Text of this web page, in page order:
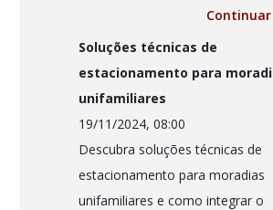
Soluções técnicas de
estacionamento para
unifamiliares
19/11/2024, 08:00
Descubra soluções técnicas de
estacionamento para moradias
unifamiliares e como integrar o